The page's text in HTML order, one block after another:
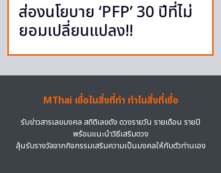
ส่องนโยบาย ‘PFP’ 30 ปีที่ไม่
ยอมเปลี่ยนแปลง!!
MThai เชื่อในสิ่งที่ทำ ทำในสิ่งที่เชื่อ
รับข่าวสารเลขมงคล สถิติเลขดัง ดวงรายวัน รายเดือน รายปี
พร้อมแนะนำวิธีเสริมดวง
ลุ้นรับรางวัลจากกิจกรรมเสริมความเป็นมงคลให้กับตัวท่านเอง